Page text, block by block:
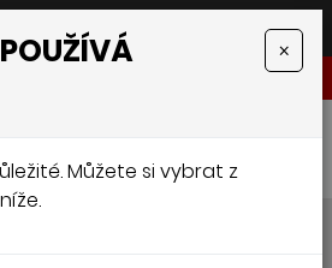
3D 225/35 R19 88W
×
Můžete si vybrat z